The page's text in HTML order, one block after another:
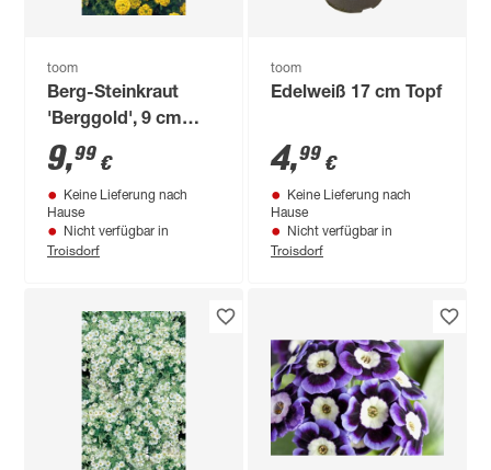
toom
Berg-Steinkraut
'Berggold', 9 cm
Topf, 3er-Set
9,99 €
Keine Lieferung nach
Hause
Nicht verfügbar in
Troisdorf
toom
Edelweiß 17 cm Topf
4,99 €
Keine Lieferung nach
Hause
Nicht verfügbar in
Troisdorf